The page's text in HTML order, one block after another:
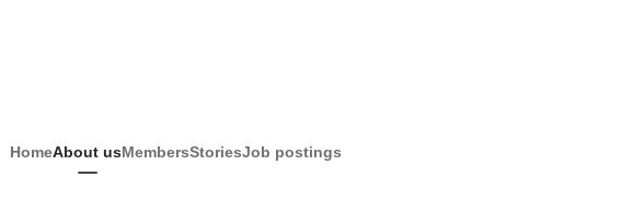
HomeAbout usMembersStoriesJob postings